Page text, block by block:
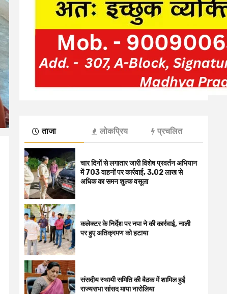
ताजा लोकप्रिय प्रचलित
चार दिनों से लगातार जारी विशेष प्रवर्तन अभियान
में 703 वाहनों पर कार्रवाई, ₹3.02 लाख से
अधिक का समन शुल्क वसूला
कलेक्टर के निर्देश पर नपा ने की कार्रवाई, नाली
पर हुए अतिक्रमण को हटाया
संसदीय स्थायी समिति की बैठक में शामिल हुईं
राज्यसभा सांसद माया नारोलिया